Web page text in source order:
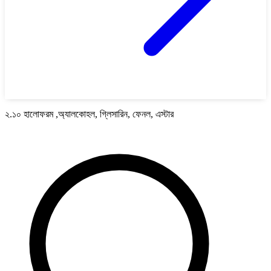
২.১০ হালোফরম ,অ্যালকোহল, গ্লিসারিন, ফেনল, এস্টার